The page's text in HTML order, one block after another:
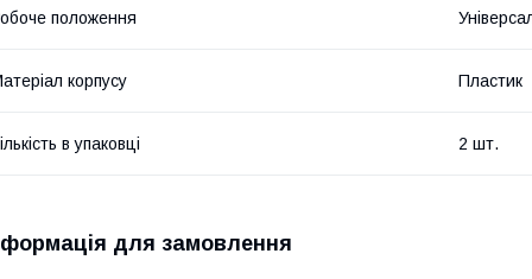
положення
корпусу Пластик
в упаковці 2 шт.
для замовлення